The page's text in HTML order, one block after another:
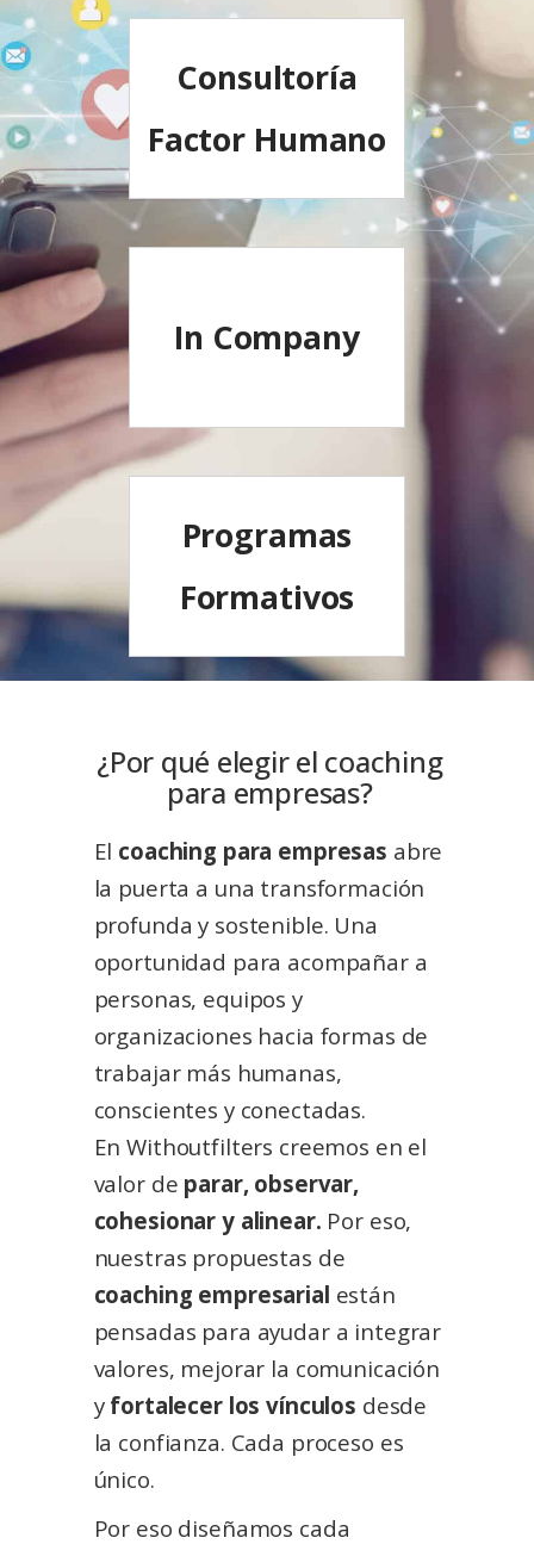
Consultoría
Factor Humano
In Company
Programas
Formativos
¿Por qué elegir el coaching
para empresas?
El coaching para empresas abre
la puerta a una transformación
profunda y sostenible. Una
oportunidad para acompañar a
personas, equipos y
organizaciones hacia formas de
trabajar más humanas,
conscientes y conectadas.
En Withoutfilters creemos en el
valor de parar, observar,
cohesionar y alinear. Por eso,
nuestras propuestas de
coaching empresarial están
pensadas para ayudar a integrar
valores, mejorar la comunicación
y fortalecer los vínculos desde
la confianza. Cada proceso es
único.
Por eso diseñamos cada